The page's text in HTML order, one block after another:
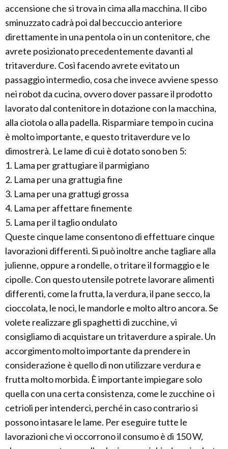
accensione che si trova in cima alla macchina. Il cibo
sminuzzato cadrà poi dal beccuccio anteriore
direttamente in una pentola o in un contenitore, che
avrete posizionato precedentemente davanti al
tritaverdure. Così facendo avrete evitato un
passaggio intermedio, cosa che invece avviene spesso
nei robot da cucina, ovvero dover passare il prodotto
lavorato dal contenitore in dotazione con la macchina,
alla ciotola o alla padella. Risparmiare tempo in cucina
è molto importante, e questo tritaverdure ve lo
dimostrerà. Le lame di cui è dotato sono ben 5:
1. Lama per grattugiare il parmigiano
2. Lama per una grattugia fine
3. Lama per una grattugi grossa
4. Lama per affettare finemente
5. Lama per il taglio ondulato
Queste cinque lame consentono di effettuare cinque
lavorazioni differenti. Si può inoltre anche tagliare alla
julienne, oppure a rondelle, o tritare il formaggio e le
cipolle. Con questo utensile potrete lavorare alimenti
differenti, come la frutta, la verdura, il pane secco, la
cioccolata, le noci, le mandorle e molto altro ancora. Se
volete realizzare gli spaghetti di zucchine, vi
consigliamo di acquistare un tritaverdure a spirale. Un
accorgimento molto importante da prendere in
considerazione è quello di non utilizzare verdura e
frutta molto morbida. È importante impiegare solo
quella con una certa consistenza, come le zucchine o i
cetrioli per intenderci, perché in caso contrario si
possono intasare le lame. Per eseguire tutte le
lavorazioni che vi occorrono il consumo è di 150 W,